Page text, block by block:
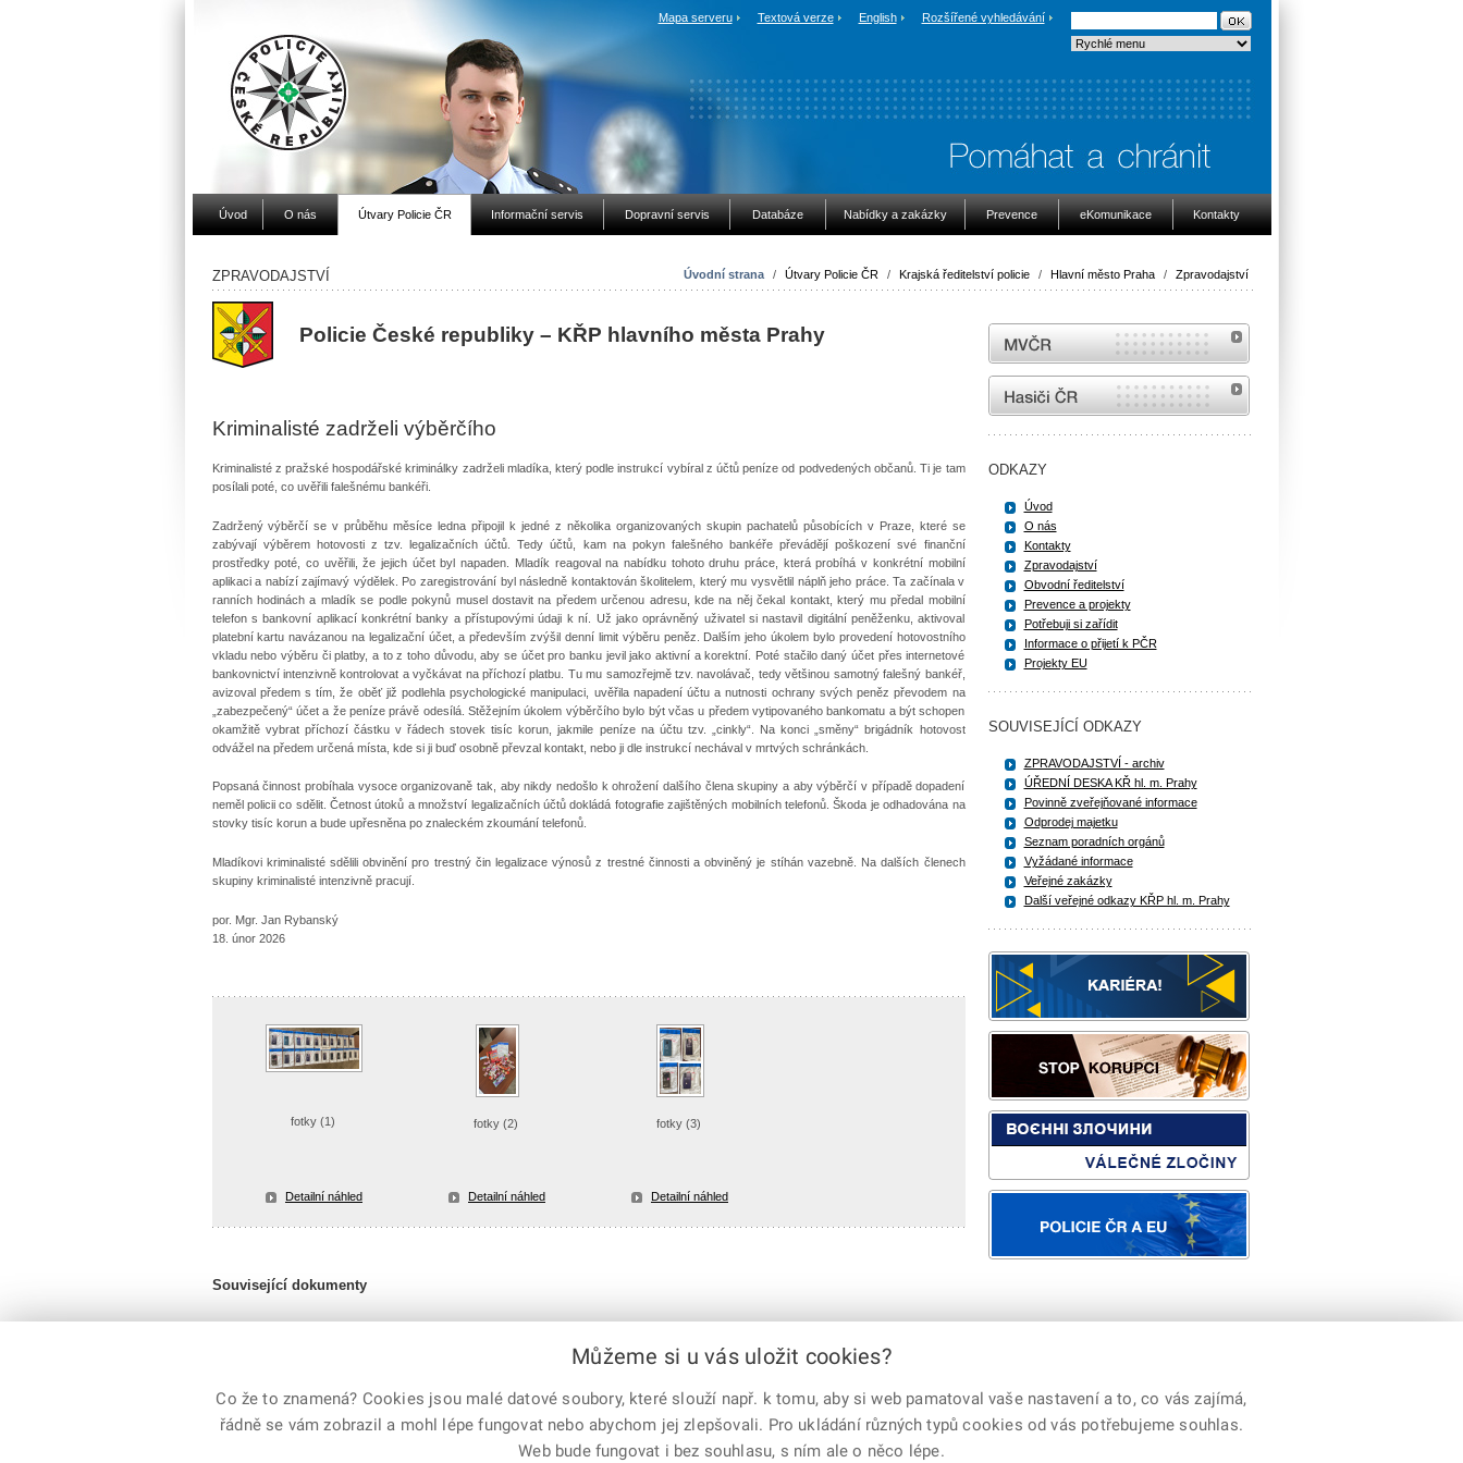
Mapa serveru Textová verze English Rozšířené vyhledávání
Úvod O nás Útvary Policie ČR Informační servis Dopravní servis Databáze Nabídky a zakázky Prevence eKomunikace Kontakty
Úvodní strana / Útvary Policie ČR / Krajská ředitelství policie / Hlavní město Praha / Zpravodajství
ZPRAVODAJSTVÍ
Policie České republiky – KŘP hlavního města Prahy
Kriminalisté zadrželi výběrčího
Kriminalisté z pražské hospodářské kriminálky zadrželi mladíka, který podle instrukcí vybíral z účtů peníze od podvedených občanů. Ti je tam
posílali poté, co uvěřili falešnému bankéři.
Zadržený výběrčí se v průběhu měsíce ledna připojil k jedné z několika organizovaných skupin pachatelů působících v Praze, které se
zabývají výběrem hotovosti z tzv. legalizačních účtů. Tedy účtů, kam na pokyn falešného bankéře převádějí poškození své finanční
prostředky poté, co uvěřili, že jejich účet byl napaden. Mladík reagoval na nabídku tohoto druhu práce, která probíhá v konkrétní mobilní
aplikaci a nabízí zajímavý výdělek. Po zaregistrování byl následně kontaktován školitelem, který mu vysvětlil náplň jeho práce. Ta začínala v
ranních hodinách a mladík se podle pokynů musel dostavit na předem určenou adresu, kde na něj čekal kontakt, který mu předal mobilní
telefon s bankovní aplikací konkrétní banky a přístupovými údaji k ní. Už jako oprávněný uživatel si nastavil digitální peněženku, aktivoval
platební kartu navázanou na legalizační účet, a především zvýšil denní limit výběru peněz. Dalším jeho úkolem bylo provedení hotovostního
vkladu nebo výběru či platby, a to z toho důvodu, aby se účet pro banku jevil jako aktivní a korektní. Poté stačilo daný účet přes internetové
bankovnictví intenzivně kontrolovat a vyčkávat na příchozí platbu. Tu mu samozřejmě tzv. navolávač, tedy většinou samotný falešný bankéř,
avizoval předem s tím, že oběť již podlehla psychologické manipulaci, uvěřila napadení účtu a nutnosti ochrany svých peněz převodem na
„zabezpečený“ účet a že peníze právě odesílá. Stěžejním úkolem výběrčího bylo být včas u předem vytipovaného bankomatu a být schopen
okamžitě vybrat příchozí částku v řádech stovek tisíc korun, jakmile peníze na účtu tzv. „cinkly“. Na konci „směny“ brigádník hotovost
odvážel na předem určená místa, kde si ji buď osobně převzal kontakt, nebo ji dle instrukcí nechával v mrtvých schránkách.
Popsaná činnost probíhala vysoce organizovaně tak, aby nikdy nedošlo k ohrožení dalšího člena skupiny a aby výběrčí v případě dopadení
neměl policii co sdělit. Četnost útoků a množství legalizačních účtů dokládá fotografie zajištěných mobilních telefonů. Škoda je odhadována na
stovky tisíc korun a bude upřesněna po znaleckém zkoumání telefonů.
Mladíkovi kriminalisté sdělili obvinění pro trestný čin legalizace výnosů z trestné činnosti a obviněný je stíhán vazebně. Na dalších členech
skupiny kriminalisté intenzivně pracují.
por. Mgr. Jan Rybanský
18. únor 2026
fotky (1)
Detailní náhled
fotky (2)
Detailní náhled
fotky (3)
Detailní náhled
Související dokumenty
Facebook
MVČR
internetové stránky Hasiči ČR
ODKAZY
Úvod
O nás
Kontakty
Zpravodajství
Obvodní ředitelství
Prevence a projekty
Potřebuji si zařídit
Informace o přijetí k PČR
Projekty EU
SOUVISEJÍCÍ ODKAZY
ZPRAVODAJSTVÍ - archiv
ÚŘEDNÍ DESKA KŘ hl. m. Prahy
Povinně zveřejňované informace
Odprodej majetku
Seznam poradních orgánů
Vyžádané informace
Veřejné zakázky
Další veřejné odkazy KŘP hl. m. Prahy
Můžeme si u vás uložit cookies?
Co že to znamená? Cookies jsou malé datové soubory, které slouží např. k tomu, aby si web pamatoval vaše nastavení a to, co vás zajímá,
řádně se vám zobrazil a mohl lépe fungovat nebo abychom jej zlepšovali. Pro ukládání různých typů cookies od vás potřebujeme souhlas.
Web bude fungovat i bez souhlasu, s ním ale o něco lépe.